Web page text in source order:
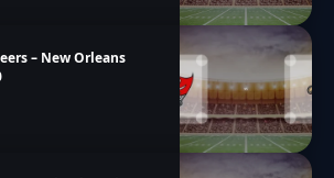
– New Orleans